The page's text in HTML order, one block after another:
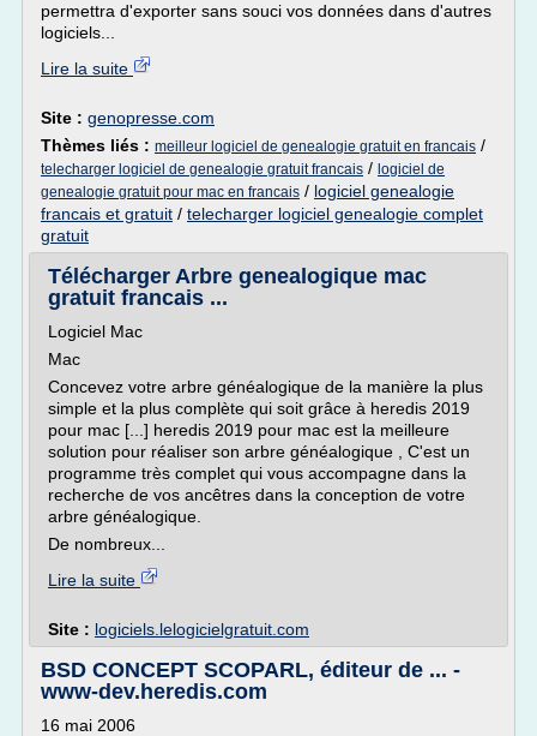
permettra d'exporter sans souci vos données dans d'autres
logiciels...
Lire la suite
Site : genopresse.com
Thèmes liés : meilleur logiciel de genealogie gratuit en francais /
telecharger logiciel de genealogie gratuit francais / logiciel de
genealogie gratuit pour mac en francais / logiciel genealogie
francais et gratuit / telecharger logiciel genealogie complet
gratuit
Télécharger Arbre genealogique mac
gratuit francais ...
Logiciel Mac
Mac
Concevez votre arbre généalogique de la manière la plus
simple et la plus complète qui soit grâce à heredis 2019
pour mac [...] heredis 2019 pour mac est la meilleure
solution pour réaliser son arbre généalogique , C'est un
programme très complet qui vous accompagne dans la
recherche de vos ancêtres dans la conception de votre
arbre généalogique.
De nombreux...
Lire la suite
Site : logiciels.lelogicielgratuit.com
BSD CONCEPT SCOPARL, éditeur de ... -
www-dev.heredis.com
16 mai 2006